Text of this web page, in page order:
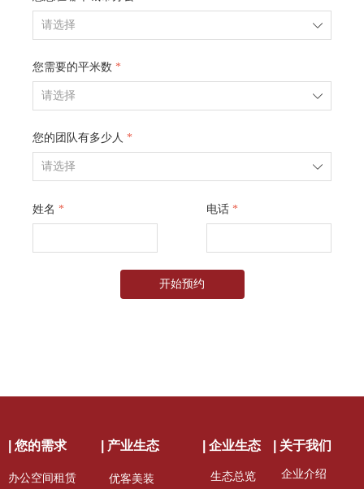
ꄳ
您需要的平米数 *
ꄳ
您的团队有多少人 *
ꄳ
姓名 * 电话 *
开始预约
办公空间租赁
| 您的需求
优客美装
| 产业生态
生态总览
| 企业生态 | 关于我们
企业介绍